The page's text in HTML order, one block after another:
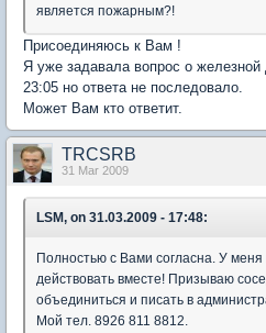
является пожарным?!
Присоединяюсь к Вам !
Я уже задавала вопрос о
23:05 но ответа не последовало.
Может Вам кто ответит.
TRCSRB
31 Mar 2009
LSM, on 31.03.2009 - 17:48:
Полностью с Вами согласна. У меня
действовать вместе! Призываю
объединиться и писать в
Мой тел. 8926 811 8812.